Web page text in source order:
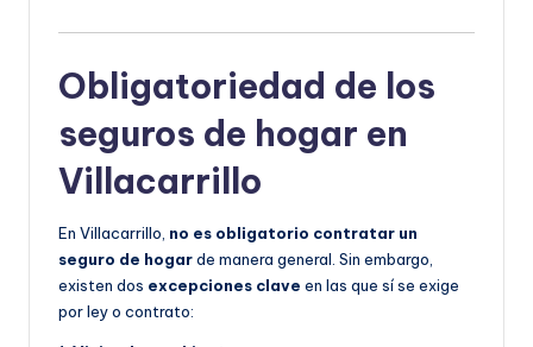
Obligatoriedad de los
seguros de hogar en
Villacarrillo
En Villacarrillo, no es obligatorio contratar un
seguro de hogarde manera general. Sin embargo,
existen dos excepciones clave en las que sí se exige
por ley o contrato: